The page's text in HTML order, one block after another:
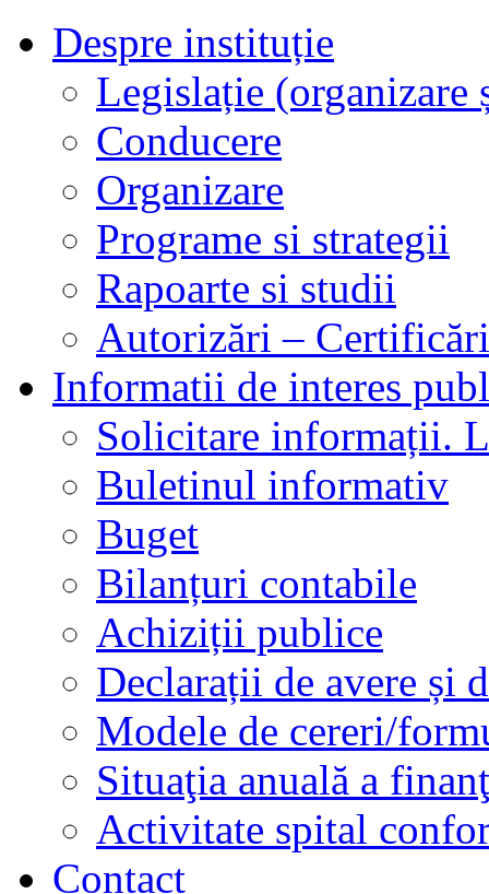
Despre instituție
Legislație
Conducere
Organizare
Programe si strategii
Rapoarte si studii
Autorizări –
Informatii de interes
Solicitare informații.
Buletinul informativ
Buget
Bilanțuri contabile
Achiziții publice
Declarații de avere și
Modele de cereri/
Situaţia anuală a
Activitate spital
Contact